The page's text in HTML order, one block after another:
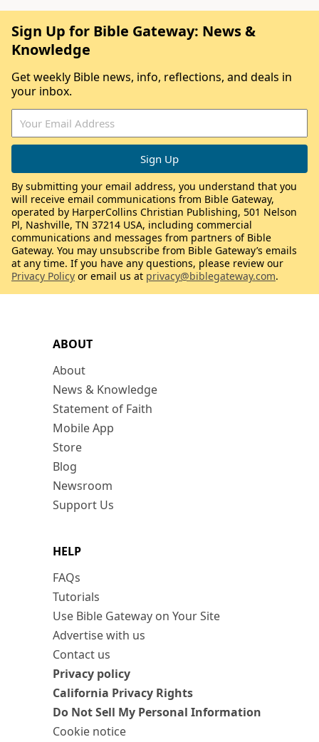
ABOUT
About
News & Knowledge
Statement of Faith
Mobile App
Store
Blog
Newsroom
Support Us
HELP
FAQs
Tutorials
Use Bible Gateway on Your Site
Advertise with us
Contact us
Privacy policy
California Privacy Rights
Do Not Sell My Personal Information
Cookie notice
Sign Up for Bible Gateway: News &
Knowledge
Get weekly Bible news, info, reflections, and deals in
your inbox.
By submitting your email address, you understand that you
will receive email communications from Bible Gateway,
operated by HarperCollins Christian Publishing, 501 Nelson
Pl, Nashville, TN 37214 USA, including commercial
communications and messages from partners of Bible
Gateway. You may unsubscribe from Bible Gateway’s emails
at any time. If you have any questions, please review our
Privacy Policy or email us at privacy@biblegateway.com.